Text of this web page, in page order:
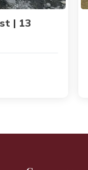
| 13